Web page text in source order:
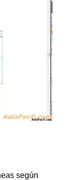
según